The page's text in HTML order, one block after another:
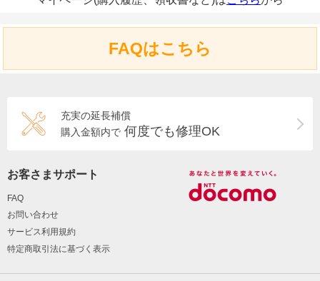
FAQはこちら
充実の延長補償
購入金額内で 何度でも修理OK
お客さまサポート
FAQ
お問い合わせ
サービス利用規約
特定商取引法に基づく表示